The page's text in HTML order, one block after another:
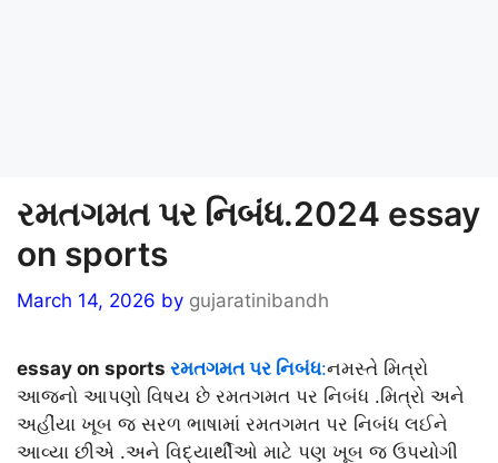
રમતગમત પર નિબંધ.2024 essay
on sports
March 14, 2026 by gujaratinibandh
essay on sports રમતગમત પર નિબંધ:નમસ્તે મિત્રો
આજનો આપણો વિષય છે રમતગમત પર નિબંધ .મિત્રો અને
અહીંયા ખૂબ જ સરળ ભાષામાં રમતગમત પર નિબંધ લઈને
આવ્યા છીએ .અને વિદ્યાર્થીઓ માટે પણ ખૂબ જ ઉપયોગી